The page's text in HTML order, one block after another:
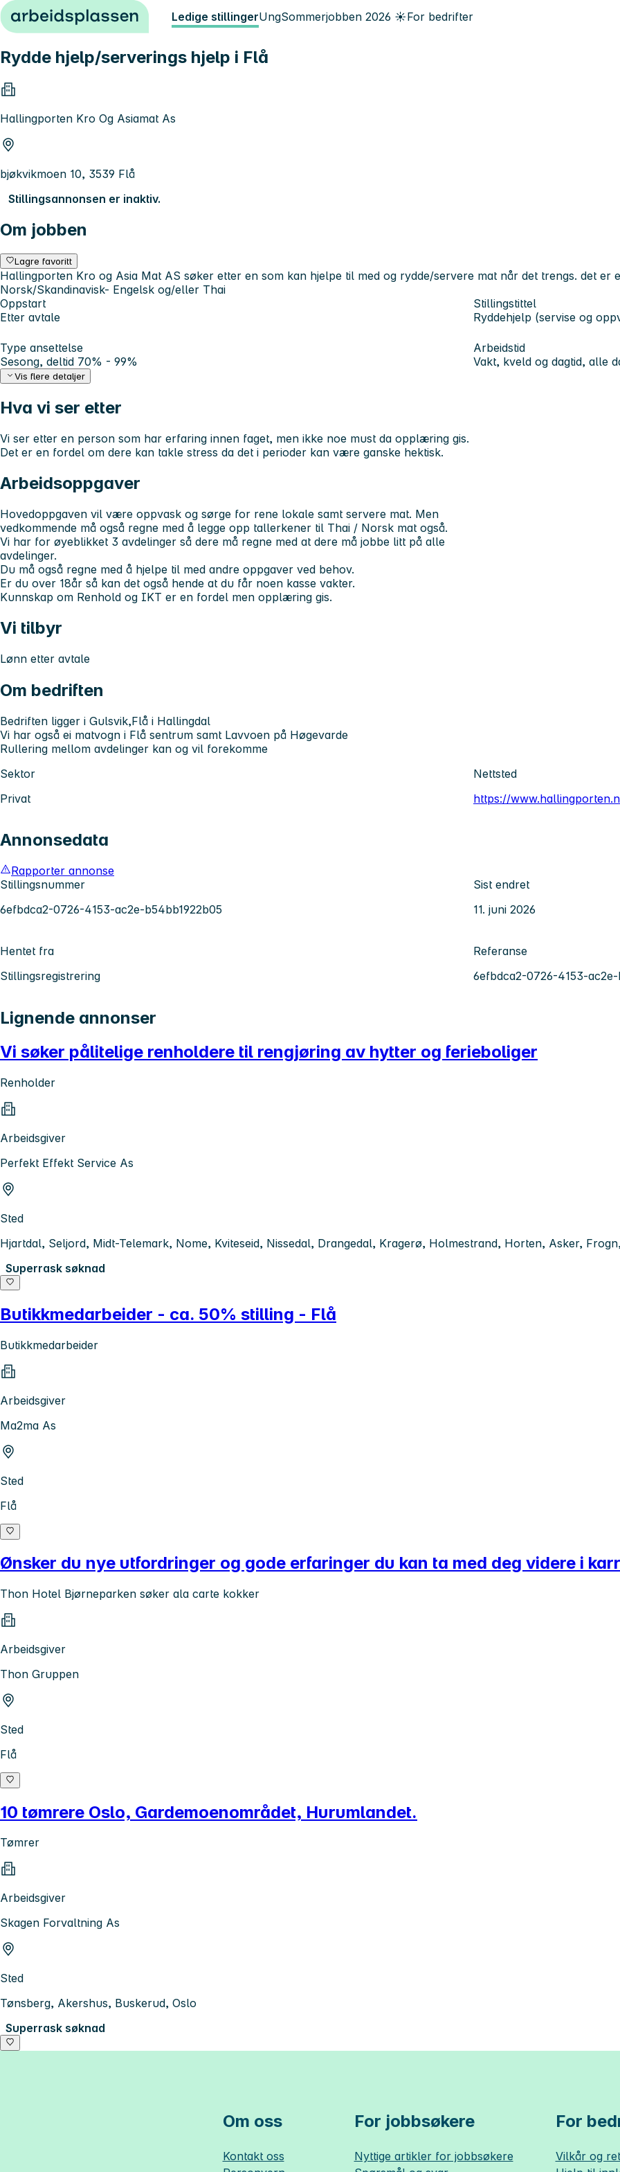
Hopp til innhold Ledige stillingerUngSommerjobben 2026 ☀️For bedrifter
Rydde hjelp/serverings hjelp i Flå
Hallingporten Kro Og Asiamat As
bjøkvikmoen 10, 3539 Flå
Stillingsannonsen er inaktiv.
Om jobben
Lagre favoritt
Hallingporten Kro og Asia Mat AS søker etter en som kan hjelpe til med og rydde/servere mat når det trengs. det
Norsk/Skandinavisk- Engelsk og/eller Thai
Oppstart
Etter avtale
Stillingstittel
Ryddehjelp (servise og
Type ansettelse
Sesong, deltid 70% - 99%
Arbeidstid
Vakt, kveld og dagtid, alle
Vis flere detaljer
Hva vi ser etter
Vi ser etter en person som har erfaring innen faget, men ikke noe must da opplæring gis.
Det er en fordel om dere kan takle stress da det i perioder kan være ganske hektisk.
Arbeidsoppgaver
Hovedoppgaven vil være oppvask og sørge for rene lokale samt servere mat. Men
vedkommende må også regne med å legge opp tallerkener til Thai / Norsk mat også.
Vi har for øyeblikket 3 avdelinger så dere må regne med at dere må jobbe litt på alle
avdelinger.
Du må også regne med å hjelpe til med andre oppgaver ved behov.
Er du over 18år så kan det også hende at du får noen kasse vakter.
Kunnskap om Renhold og IKT er en fordel men opplæring gis.
Vi tilbyr
Lønn etter avtale
Om bedriften
Bedriften ligger i Gulsvik,Flå i Hallingdal
Vi har også ei matvogn i Flå sentrum samt Lavvoen på Høgevarde
Rullering mellom avdelinger kan og vil forekomme
Sektor
Privat
Nettsted
https://
Annonsedata
Rapporter annonse
Stillingsnummer
6efbdca2-0726-4153-ac2e-b54bb1922b05
Sist endret
11. juni 2026
Hentet fra
Stillingsregistrering
Referanse
6efbdca2-0726-4153-
Lignende annonser
Vi søker pålitelige renholdere til rengjøring av hytter og ferieboliger
Renholder
Arbeidsgiver
Perfekt Effekt Service As
Sted
Hjartdal, Seljord, Midt-Telemark, Nome, Kviteseid, Nissedal, Drangedal, Kragerø, Holmestrand, Horten, Asker,
Superrask søknad
Butikkmedarbeider - ca. 50% stilling - Flå
Butikkmedarbeider
Arbeidsgiver
Ma2ma As
Sted
Flå
Ønsker du nye utfordringer og gode erfaringer du kan ta med deg videre i
Thon Hotel Bjørneparken søker ala carte kokker
Arbeidsgiver
Thon Gruppen
Sted
Flå
10 tømrere Oslo, Gardemoenområdet, Hurumlandet.
Tømrer
Arbeidsgiver
Skagen Forvaltning As
Sted
Tønsberg, Akershus, Buskerud, Oslo
Superrask søknad
Om oss
Kontakt oss
For jobbsøkere
Nyttige artikler for jobbsøkere
For
Vilkår og